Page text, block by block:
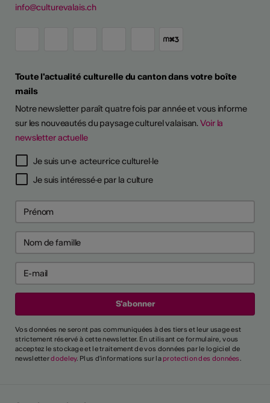
D'ARTISTES
info@culturevalais.ch
Toute l'actualité culturelle du canton dans votre boîte
mails
Notre newsletter paraît quatre fois par année et vous informe
sur les nouveautés du paysage culturel valaisan.Voir la
newsletter actuelle
Je suis un·e acteur·rice culturel·le
Je suis intéressé·e par la culture
Vos données ne seront pas communiquées à des tiers et leur usage est
strictement réservé à cette newsletter. En utilisant ce formulaire, vous
acceptez le stockage et le traitement de vos données par le logiciel de
newsletterdodeley. Plus d'informations sur la protection des données.